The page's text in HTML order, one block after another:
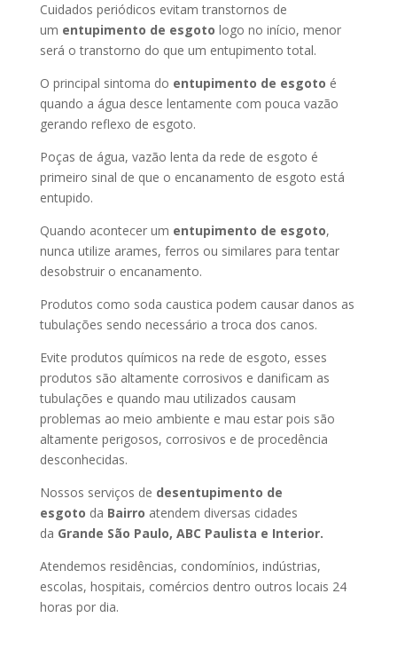
Cuidados periódicos evitam transtornos de
um entupimento de esgoto logo no início, menor
será o transtorno do que um entupimento total.
O principal sintoma do entupimento de esgoto é
quando a água desce lentamente com pouca vazão
gerando reflexo de esgoto.
Poças de água, vazão lenta da rede de esgoto é
primeiro sinal de que o encanamento de esgoto está
entupido.
Quando acontecer um entupimento de esgoto,
nunca utilize arames, ferros ou similares para tentar
desobstruir o encanamento.
Produtos como soda caustica podem causar danos as
tubulações sendo necessário a troca dos canos.
Evite produtos químicos na rede de esgoto, esses
produtos são altamente corrosivos e danificam as
tubulações e quando mau utilizados causam
problemas ao meio ambiente e mau estar pois são
altamente perigosos, corrosivos e de procedência
desconhecidas.
Nossos serviços de desentupimento de
esgoto da Bairro atendem diversas cidades
da Grande São Paulo, ABC Paulista e Interior.
Atendemos residências, condomínios, indústrias,
escolas, hospitais, comércios dentro outros locais 24
horas por dia.